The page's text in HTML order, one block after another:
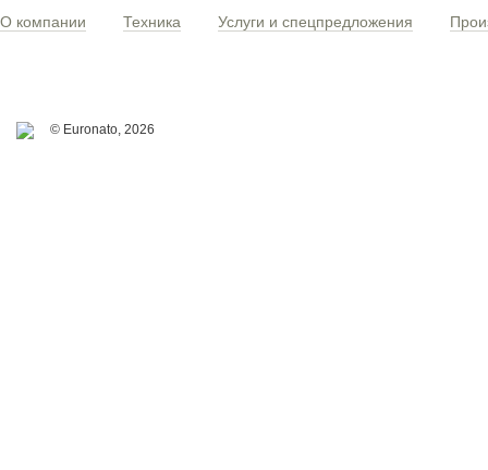
О компании Техника Услуги и спецпредложения
© Euronato, 2026